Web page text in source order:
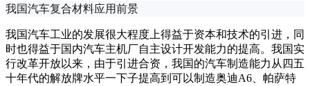
我国汽车复合材料应用前景
我国汽车工业的发展很大程度上得益于资本和技术的引进，同
时也得益于国内汽车主机厂自主设计开发能力的提高。我国实
行改革开放以来，由于引进合资，我国的汽车制造能力从四五
十年代的解放牌水平一下子提高到可以制造奥迪A6、帕萨特